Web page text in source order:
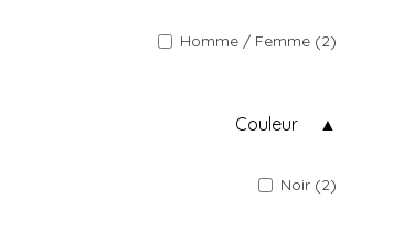
Homme / Femme (2)
Couleur
Noir (2)